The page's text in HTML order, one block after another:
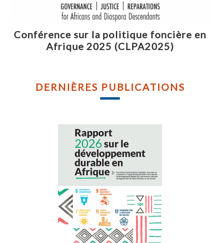
Conférence sur la politique foncière en
Afrique 2025 (CLPA2025)
DERNIÈRES PUBLICATIONS